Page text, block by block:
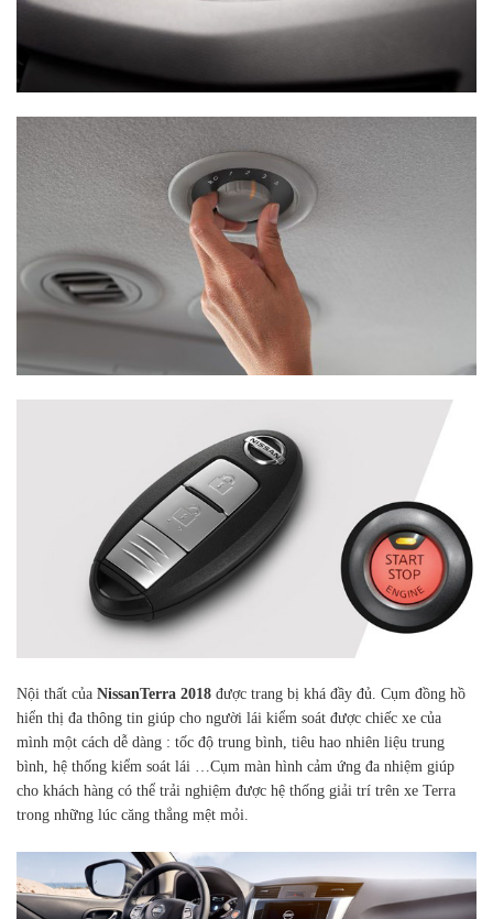
Nội thất của NissanTerra 2018 được trang bị khá đầy đủ. Cụm đồng hồ
hiển thị đa thông tin giúp cho người lái kiểm soát được chiếc xe của
mình một cách dễ dàng : tốc độ trung bình, tiêu hao nhiên liệu trung
bình, hệ thống kiểm soát lái …Cụm màn hình cảm ứng đa nhiệm giúp
cho khách hàng có thể trải nghiệm được hệ thống giải trí trên xe Terra
trong những lúc căng thẳng mệt mỏi.